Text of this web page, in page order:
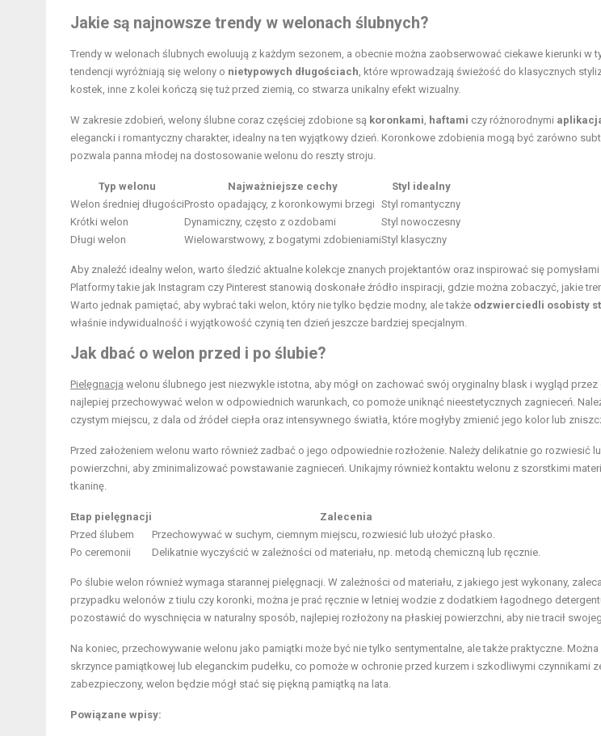
Jakie są najnowsze trendy w welonach ślubnych?
Trendy w welonach ślubnych ewoluują z każdym sezonem, a obecnie można zaobserwować ciekawe kierunki w
tendencji wyróżniają się welony o nietypowych długościach, które wprowadzają świeżość do klasycznych
kostek, inne z kolei kończą się tuż przed ziemią, co stwarza unikalny efekt wizualny.
W zakresie zdobień, welony ślubne coraz częściej zdobione są koronkami, haftami czy różnorodnymi
elegancki i romantyczny charakter, idealny na ten wyjątkowy dzień. Koronkowe zdobienia mogą być zarówno
pozwala panna młodej na dostosowanie welonu do reszty stroju.
Typ welonu Najważniejsze cechy
Styl idealny
Welon średniej długościProsto opadający, z koronkowymi brzegi Styl romantyczny
Krótki welon
Dynamiczny, często z ozdobami
Styl nowoczesny
Długi welon
Wielowarstwowy, z bogatymi zdobieniamiStyl klasyczny
Aby znaleźć idealny welon, warto śledzić aktualne kolekcje znanych projektantów oraz inspirować się
Platformy takie jak Instagram czy Pinterest stanowią doskonałe źródło inspiracji, gdzie można zobaczyć, jakie
Warto jednak pamiętać, aby wybrać taki welon, który nie tylko będzie modny, ale także odzwierciedli osobisty
właśnie indywidualność i wyjątkowość czynią ten dzień jeszcze bardziej specjalnym.
Jak dbać o welon przed i po ślubie?
Pielęgnacja welonu ślubnego jest niezwykle istotna, aby mógł on zachować swój oryginalny blask i wygląd przez
najlepiej przechowywać welon w odpowiednich warunkach, co pomoże uniknąć nieestetycznych zagnieceń.
czystym miejscu, z dala od źródeł ciepła oraz intensywnego światła, które mogłyby zmienić jego kolor lub
Przed założeniem welonu warto również zadbać o jego odpowiednie rozłożenie. Należy delikatnie go rozwiesić
powierzchni, aby zminimalizować powstawanie zagnieceń. Unikajmy również kontaktu welonu z szorstkimi
tkaninę.
Etap pielęgnacji
Zalecenia
Przed ślubem
Przechowywać w suchym, ciemnym miejscu, rozwiesić lub ułożyć płasko.
Po ceremonii
Delikatnie wyczyścić w zależności od materiału, np. metodą chemiczną lub ręcznie.
Po ślubie welon również wymaga starannej pielęgnacji. W zależności od materiału, z jakiego jest wykonany,
przypadku welonów z tiulu czy koronki, można je prać ręcznie w letniej wodzie z dodatkiem łagodnego
pozostawić do wyschnięcia w naturalny sposób, najlepiej rozłożony na płaskiej powierzchni, aby nie tracił
Na koniec, przechowywanie welonu jako pamiątki może być nie tylko sentymentalne, ale także praktyczne.
skrzynce pamiątkowej lub eleganckim pudełku, co pomoże w ochronie przed kurzem i szkodliwymi czynnikami
zabezpieczony, welon będzie mógł stać się piękną pamiątką na lata.
Powiązane wpisy: